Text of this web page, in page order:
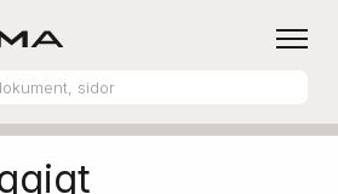
Aluminiumskåp